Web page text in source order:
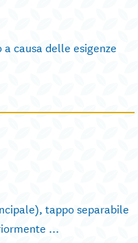
a causa delle esigenze
tappo separabile
...